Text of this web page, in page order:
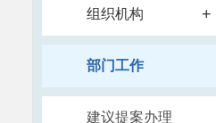
组织机构 +
部门工作
建议提案办理